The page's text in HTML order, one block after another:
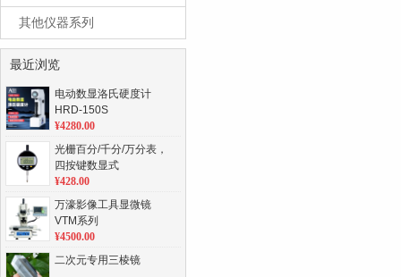
其他仪器系列
最近浏览
电动数显洛氏硬度计
HRD-150S
¥4280.00
光栅百分/千分/万分表，
四按键数显式
¥428.00
万濠影像工具显微镜
VTM系列
¥4500.00
二次元专用三棱镜